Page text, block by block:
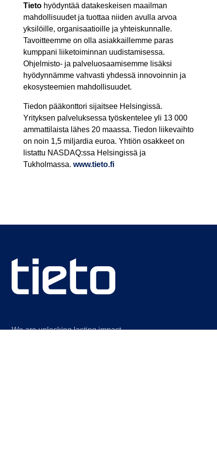
Tieto hyödyntää datakeskeisen maailman
mahdollisuudet ja tuottaa niiden avulla arvoa
yksilöille, organisaatioille ja yhteiskunnalle.
Tavoitteemme on olla asiakkaillemme paras
kumppani liiketoiminnan uudistamisessa.
Ohjelmisto- ja palveluosaamisemme lisäksi
hyödynnämme vahvasti yhdessä innovoinnin ja
ekosysteemien mahdollisuudet.
Tiedon pääkonttori sijaitsee Helsingissä.
Yrityksen palveluksessa työskentelee yli 13 000
ammattilaista lähes 20 maassa. Tiedon liikevaihto
on noin 1,5 miljardia euroa. Yhtiön osakkeet on
listattu NASDAQ:ssa Helsingissä ja
Tukholmassa. www.tieto.fi
We are unlocking lasting impact